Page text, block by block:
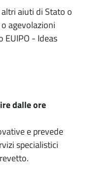
aiuti di Stato o
agevolazioni
EUIPO - Ideas
dalle ore
e prevede
specialistici